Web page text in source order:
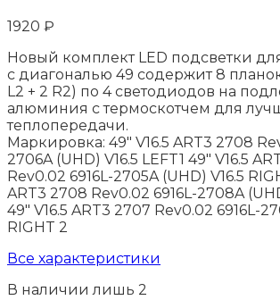
1920 ₽
Новый комплект LED подсветки
с диагональю 49 содержит 8 планок
L2 + 2 R2) по 4 светодиодов на
алюминия с термоскотчем для
теплопередачи.
Маркировка: 49" V16.5 ART3 2708
2706A (UHD) V16.5 LEFT1 49" V16.5
Rev0.02 6916L-2705A (UHD) V16.5
ART3 2708 Rev0.02 6916L-2708A
49" V16.5 ART3 2707 Rev0.02 6916L-
RIGHT 2
Все характеристики
В наличии лишь 2